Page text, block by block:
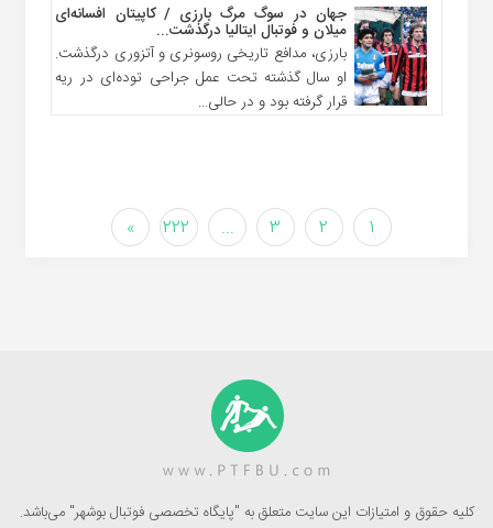
جهان در سوگ مرگ‌ بارزی / کاپیتان افسانه‌ای
میلان و فوتبال ایتالیا درگذشت...
بارزی، مدافع تاریخی روسونری و آتزوری درگذشت.
او سال گذشته تحت عمل جراحی توده‌ای در ریه
قرار گرفته بود و در حالی...
1
2
3
...
222
»
کلیه حقوق و امتیازات این سایت متعلق به "پایگاه تخصصی فوتبال بوشهر" می‌باشد.